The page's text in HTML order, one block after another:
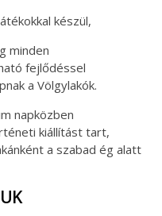
készül,
minden
fejlődéssel
a Völgylakók.
napközben
kiállítást tart,
a szabad ég alatt